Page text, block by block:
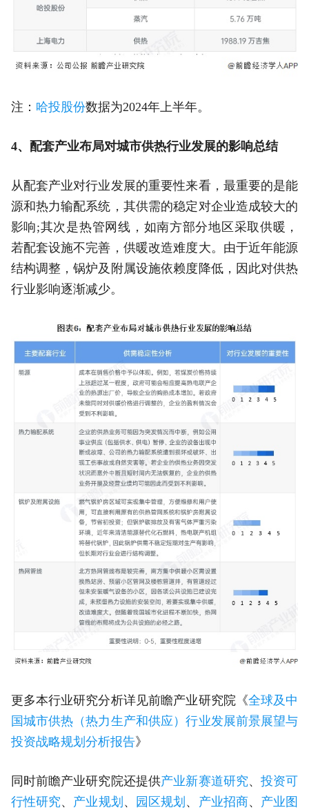
注： 哈投股份数据为2024年上半年。
4、配套产业布局对城市供热行业发展的影响总结
从配套产业对行业发展的重要性来看，最重要的是能
源和热力输配系统，其供需的稳定对企业造成较大的
影响;其次是热管网线，如南方部分地区采取供暖，
若配套设施不完善，供暖改造难度大。由于近年能源
结构调整，锅炉及附属设施依赖度降低，因此对供热
行业影响逐渐减少。
更多本行业研究分析详见前瞻产业研究院《全球及中
国城市供热（热力生产和供应）行业发展前景展望与
投资战略规划分析报告》
同时前瞻产业研究院还提供产业新赛道研究、投资可
行性研究、 产业规划 、 园区规划 、 产业招商、 产业图